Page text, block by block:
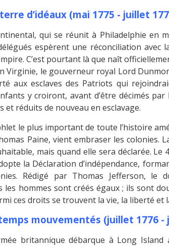
d’idéaux (mai 1775 - juillet
qui se réunit à Philadelphie en
espèrent une réconciliation avec
C’est pourtant là que naît
Virginie, le gouverneur royal Lord
aux esclaves des Patriots qui
y croiront, avant d’être décimés
réduits de nouveau en esclavage.
le plus important de toute l’histoire
Paine, vient embraser les colonies.
mais quand elle sera déclarée.
la Déclaration d’indépendance,
Rédigé par Thomas Jefferson, le
les hommes sont créés égaux ; ils sont
ces droits se trouvent la vie, la liberté et
mouvementés (juillet 1776 -
britannique débarque à Long